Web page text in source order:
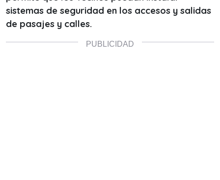
sistemas de seguridad en los accesos y salidas
de pasajes y calles.